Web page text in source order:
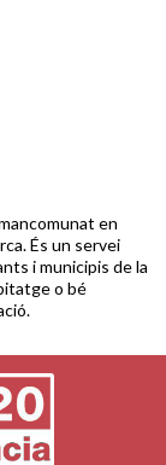
en
És un servei
i municipis de la
o bé